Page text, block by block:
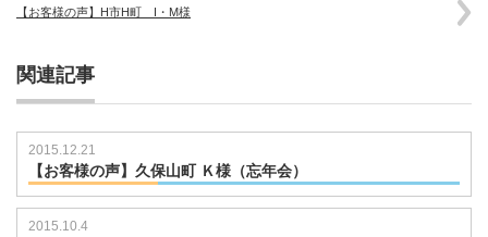
【お客様の声】H市H町 I・M様
関連記事
2015.12.21
【お客様の声】久保山町 Ｋ様（忘年会）
2015.10.4